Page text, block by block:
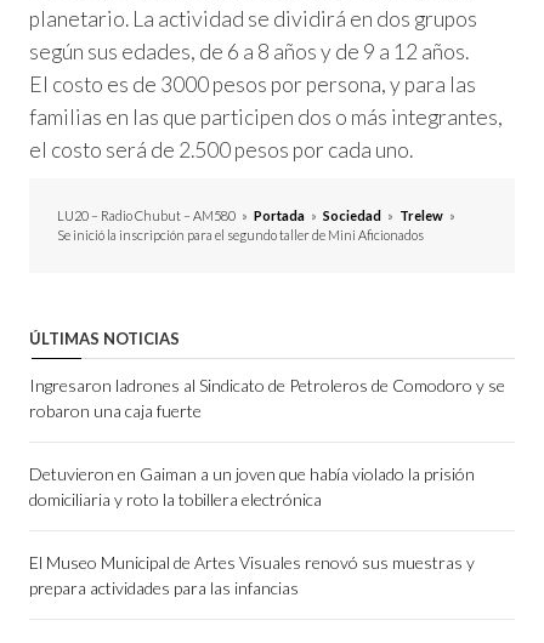
planetario. La actividad se dividirá en dos grupos
según sus edades, de 6 a 8 años y de 9 a 12 años.
El costo es de 3000 pesos por persona, y para las
familias en las que participen dos o más integrantes,
el costo será de 2.500 pesos por cada uno.
LU20 – Radio Chubut – AM580 » Portada » Sociedad » Trelew »
Se inició la inscripción para el segundo taller de Mini Aficionados
ÚLTIMAS NOTICIAS
Ingresaron ladrones al Sindicato de Petroleros de Comodoro y se
robaron una caja fuerte
Detuvieron en Gaiman a un joven que había violado la prisión
domiciliaria y roto la tobillera electrónica
El Museo Municipal de Artes Visuales renovó sus muestras y
prepara actividades para las infancias